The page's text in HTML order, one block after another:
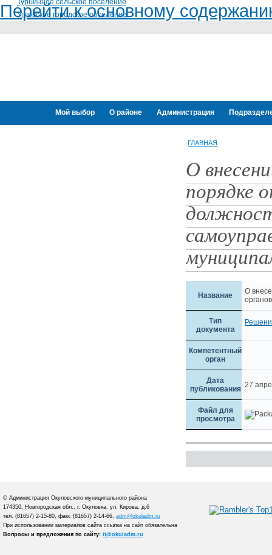
Перейти к основному
Турбинное сельское поселение
Угловское городское поселение
Мой выбор О районе Администрация
ГЛАВНАЯ
О
порядке
Название
О
Тип
документа
Компетентный
орган
Дата
публикования 27
Файл для
просмотра
© Администрация Окуловского муниципального района
174350, Новгородская обл., г. Окуловка, ул. Кирова, д.6
тел. (81657) 2-15-80, факс (81657) 2-14-66, adm@okuladm.ru
При использовании материалов сайта ссылка на сайт обязательна
Вопросы и предложения по сайту: it@okuladm.ru